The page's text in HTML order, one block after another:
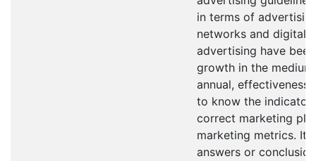
in terms of
networks and digital
advertising have
growth in the
annual, effectiveness
to know the
correct marketing
marketing metrics. It
answers or